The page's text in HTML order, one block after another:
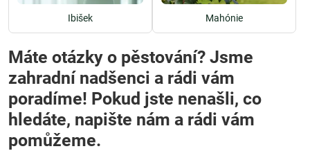
Ibišek Mahónie
Máte otázky o pěstování? Jsme
zahradní nadšenci a rádi vám
poradíme! Pokud jste nenašli, co
hledáte, napište nám a rádi vám
pomůžeme.